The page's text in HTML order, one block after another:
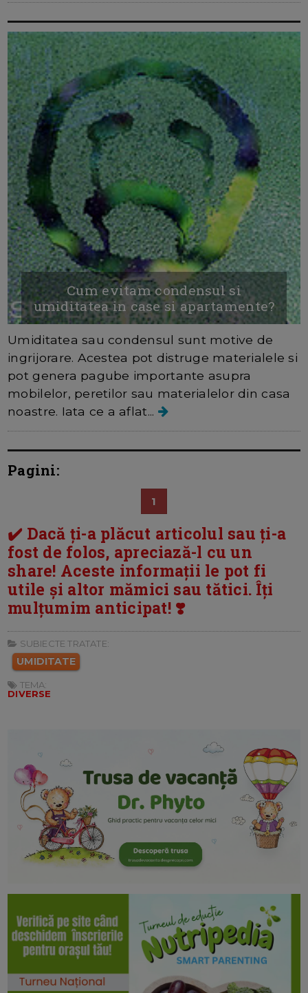
Cum evitam condensul si
umiditatea in case si apartamente?
Umiditatea sau condensul sunt motive de
ingrijorare. Acestea pot distruge materialele si
pot genera pagube importante asupra
mobilelor, peretilor sau materialelor din casa
noastre. Iata ce a aflat...
Pagini:
1
✔️ Dacă ți-a plăcut articolul sau ți-a
fost de folos, apreciază-l cu un
share! Aceste informații le pot fi
utile și altor mămici sau tătici. Îți
mulțumim anticipat! ❣️
SUBIECTE TRATATE:
UMIDITATE
TEMA:
DIVERSE